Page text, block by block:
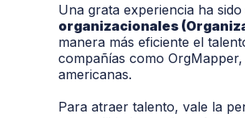
Una grata experiencia ha
organizacionales (
manera más eficiente el
compañías como OrgMapper,
americanas.
Para atraer talento, vale la